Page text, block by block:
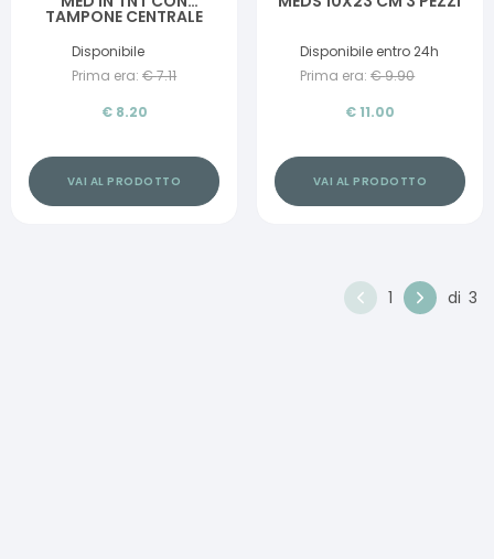
TAMPONE CENTRALE
MONOUSO 10X8 CM
ANTIBATTERICO 5 PEZZI
Disponibile
Prima era: €7.11
€ 8.20
VAI AL PRODOTTO
Disponibile entro 24h
Prima era: €9.90
€ 11.00
VAI AL PRODOTTO
1 di 3